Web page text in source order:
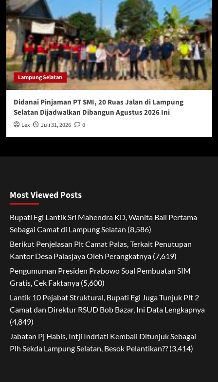
Lampung Selatan
Didanai Pinjaman PT SMI, 20 Ruas Jalan di Lampung
Selatan Dijadwalkan Dibangun Agustus 2026 Ini
Lex Juli 31, 2026 0
Most Viewed Posts
Bupati Egi Lantik Sri Mahendra KD, Wanita Bali Pertama
Sebagai Camat di Lampung Selatan (8,586)
Berikut Penjelasan Plt Camat Palas, Terkait Penutupan
Kantor Desa Palasjaya Oleh Perangkatnya (7,619)
Pengumuman Presiden Prabowo Soal Pembuatan SIM
Gratis, Cek Faktanya (5,600)
Lantik 10 Pejabat Struktural, Bupati Egi Juga Tunjuk Plt 2
Camat dan Direktur RSUD Bob Bazar, Ini Data Lengkapnya
(4,849)
Jabatan Pj Habis, Intji Indriati Kembali Ditunjuk Sebagai
Plh Sekda Lampung Selatan, Besok Pelantikan?? (3,414)